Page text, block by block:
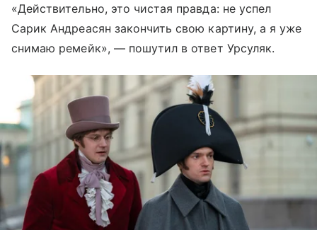
«Действительно, это чистая правда: не успел
Сарик Андреасян закончить свою картину, а я уже
снимаю ремейк», — пошутил в ответ Урсуляк.